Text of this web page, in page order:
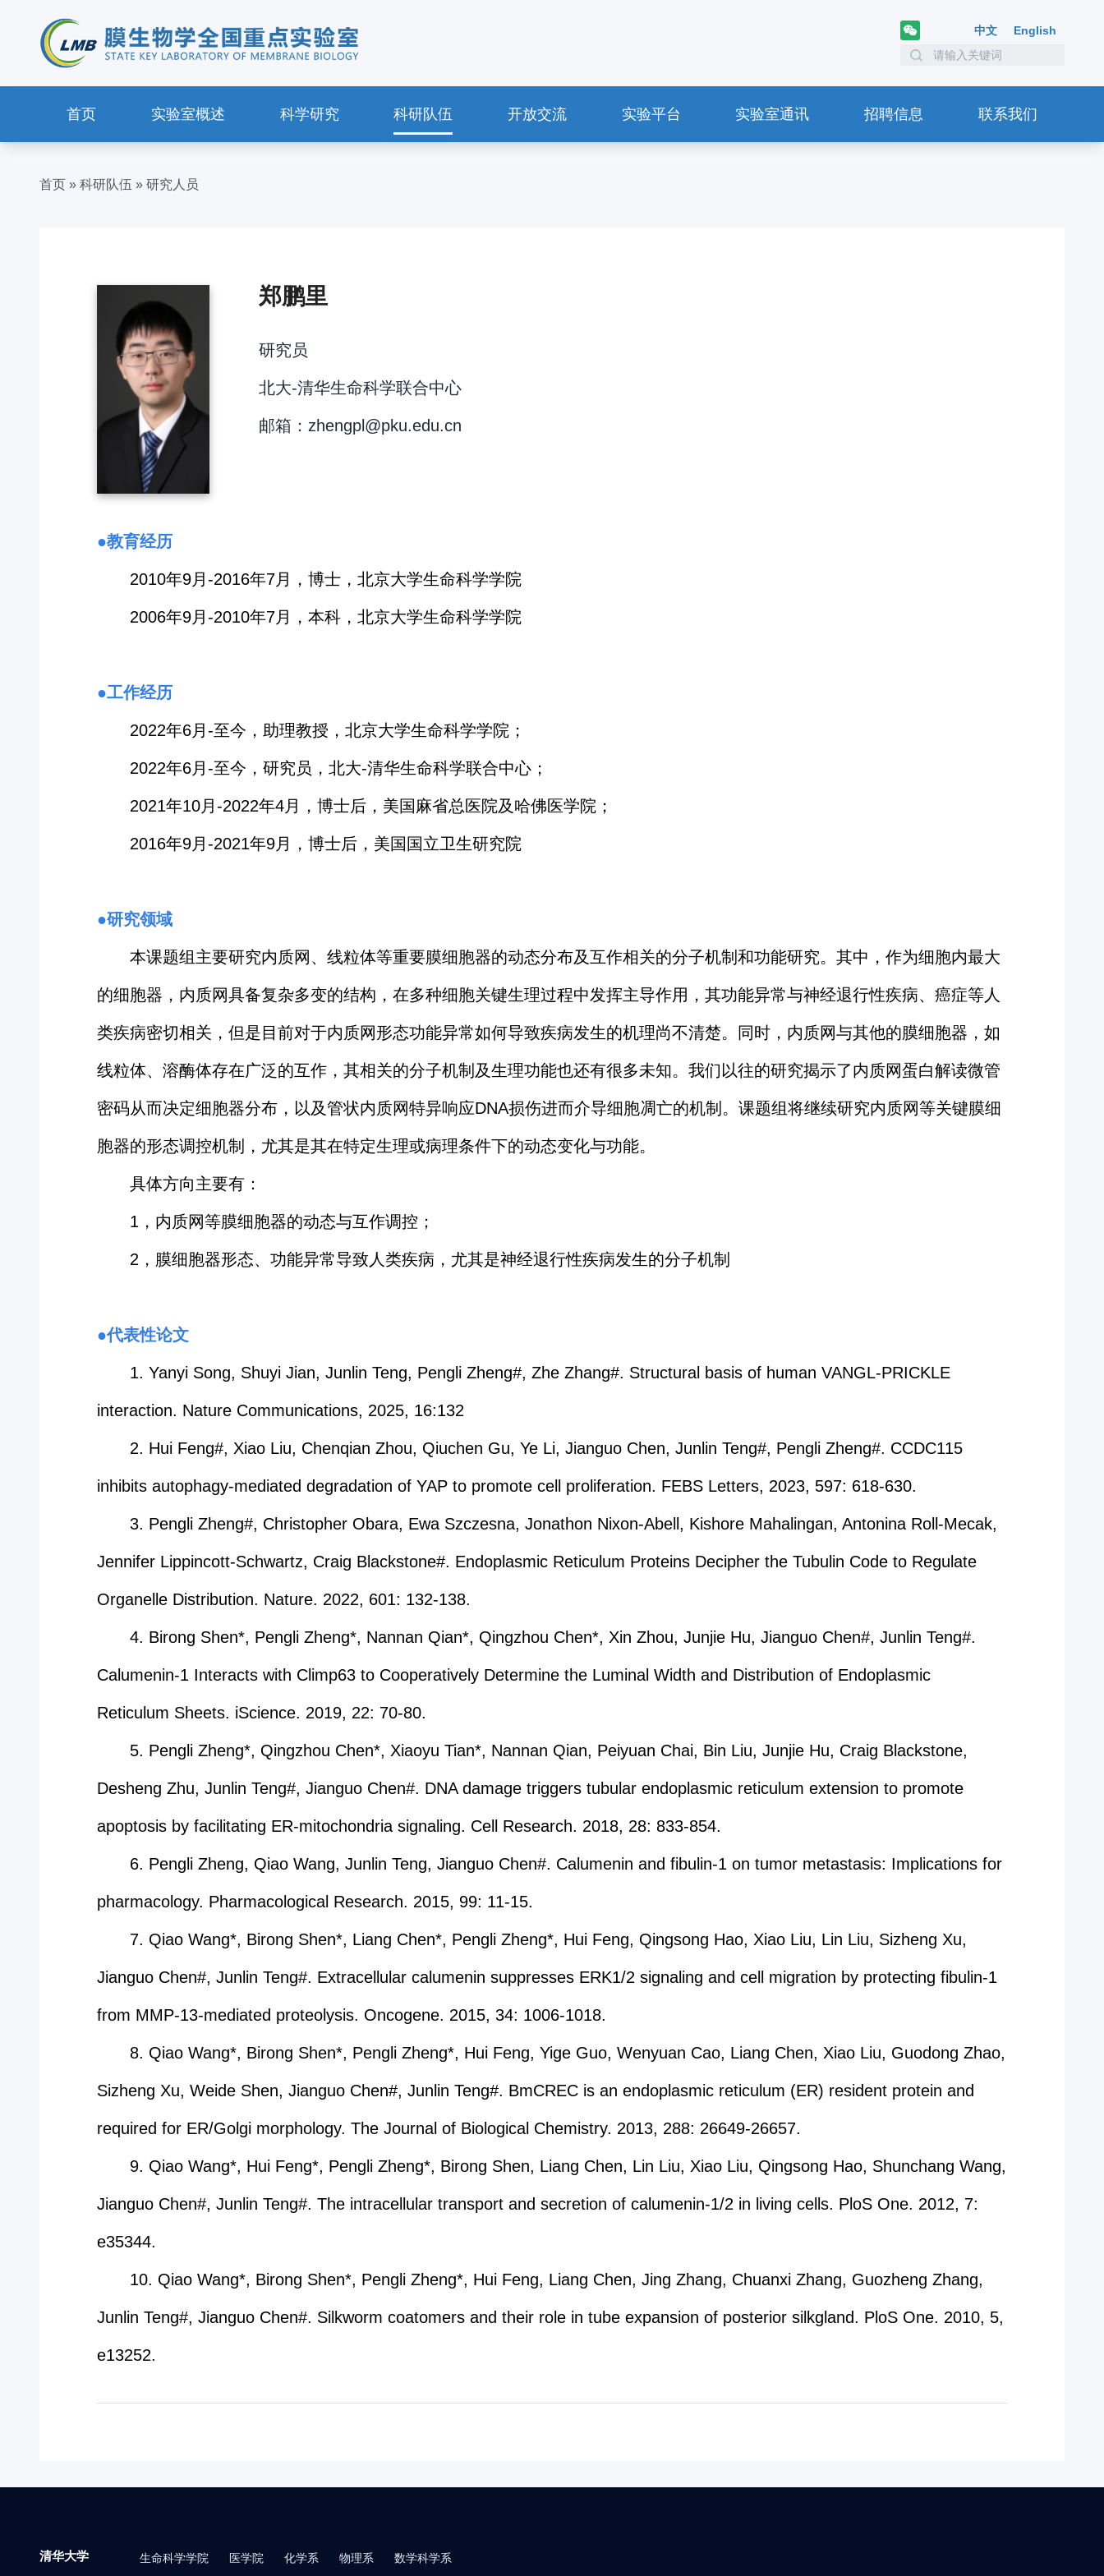
中文 English
首页 实验室概述 科学研究 科研队伍 开放交流 实验平台 实验室通讯 招聘信息 联系我们
首页 » 科研队伍 » 研究人员
郑鹏里
研究员
北大-清华生命科学联合中心
邮箱：zhengpl@pku.edu.cn
●教育经历
2010年9月-2016年7月，博士，北京大学生命科学学院
2006年9月-2010年7月，本科，北京大学生命科学学院
●工作经历
2022年6月-至今，助理教授，北京大学生命科学学院；
2022年6月-至今，研究员，北大-清华生命科学联合中心；
2021年10月-2022年4月，博士后，美国麻省总医院及哈佛医学院；
2016年9月-2021年9月，博士后，美国国立卫生研究院
●研究领域
本课题组主要研究内质网、线粒体等重要膜细胞器的动态分布及互作相关的分子机制和功能研究。其中，作为细胞内最大
的细胞器，内质网具备复杂多变的结构，在多种细胞关键生理过程中发挥主导作用，其功能异常与神经退行性疾病、癌症等人
类疾病密切相关，但是目前对于内质网形态功能异常如何导致疾病发生的机理尚不清楚。同时，内质网与其他的膜细胞器，如
线粒体、溶酶体存在广泛的互作，其相关的分子机制及生理功能也还有很多未知。我们以往的研究揭示了内质网蛋白解读微管
密码从而决定细胞器分布，以及管状内质网特异响应DNA损伤进而介导细胞凋亡的机制。课题组将继续研究内质网等关键膜细
胞器的形态调控机制，尤其是其在特定生理或病理条件下的动态变化与功能。
具体方向主要有：
1，内质网等膜细胞器的动态与互作调控；
2，膜细胞器形态、功能异常导致人类疾病，尤其是神经退行性疾病发生的分子机制
●代表性论文
1. Yanyi Song, Shuyi Jian, Junlin Teng, Pengli Zheng#, Zhe Zhang#. Structural basis of human VANGL-PRICKLE
interaction. Nature Communications, 2025, 16:132
2. Hui Feng#, Xiao Liu, Chenqian Zhou, Qiuchen Gu, Ye Li, Jianguo Chen, Junlin Teng#, Pengli Zheng#. CCDC115
inhibits autophagy-mediated degradation of YAP to promote cell proliferation. FEBS Letters, 2023, 597: 618-630.
3. Pengli Zheng#, Christopher Obara, Ewa Szczesna, Jonathon Nixon-Abell, Kishore Mahalingan, Antonina Roll-Mecak,
Jennifer Lippincott-Schwartz, Craig Blackstone#. Endoplasmic Reticulum Proteins Decipher the Tubulin Code to Regulate
Organelle Distribution. Nature. 2022, 601: 132-138.
4. Birong Shen*, Pengli Zheng*, Nannan Qian*, Qingzhou Chen*, Xin Zhou, Junjie Hu, Jianguo Chen#, Junlin Teng#.
Calumenin-1 Interacts with Climp63 to Cooperatively Determine the Luminal Width and Distribution of Endoplasmic
Reticulum Sheets. iScience. 2019, 22: 70-80.
5. Pengli Zheng*, Qingzhou Chen*, Xiaoyu Tian*, Nannan Qian, Peiyuan Chai, Bin Liu, Junjie Hu, Craig Blackstone,
Desheng Zhu, Junlin Teng#, Jianguo Chen#. DNA damage triggers tubular endoplasmic reticulum extension to promote
apoptosis by facilitating ER-mitochondria signaling. Cell Research. 2018, 28: 833-854.
6. Pengli Zheng, Qiao Wang, Junlin Teng, Jianguo Chen#. Calumenin and fibulin-1 on tumor metastasis: Implications for
pharmacology. Pharmacological Research. 2015, 99: 11-15.
7. Qiao Wang*, Birong Shen*, Liang Chen*, Pengli Zheng*, Hui Feng, Qingsong Hao, Xiao Liu, Lin Liu, Sizheng Xu,
Jianguo Chen#, Junlin Teng#. Extracellular calumenin suppresses ERK1/2 signaling and cell migration by protecting fibulin-1
from MMP-13-mediated proteolysis. Oncogene. 2015, 34: 1006-1018.
8. Qiao Wang*, Birong Shen*, Pengli Zheng*, Hui Feng, Yige Guo, Wenyuan Cao, Liang Chen, Xiao Liu, Guodong Zhao,
Sizheng Xu, Weide Shen, Jianguo Chen#, Junlin Teng#. BmCREC is an endoplasmic reticulum (ER) resident protein and
required for ER/Golgi morphology. The Journal of Biological Chemistry. 2013, 288: 26649-26657.
9. Qiao Wang*, Hui Feng*, Pengli Zheng*, Birong Shen, Liang Chen, Lin Liu, Xiao Liu, Qingsong Hao, Shunchang Wang,
Jianguo Chen#, Junlin Teng#. The intracellular transport and secretion of calumenin-1/2 in living cells. PloS One. 2012, 7:
e35344.
10. Qiao Wang*, Birong Shen*, Pengli Zheng*, Hui Feng, Liang Chen, Jing Zhang, Chuanxi Zhang, Guozheng Zhang,
Junlin Teng#, Jianguo Chen#. Silkworm coatomers and their role in tube expansion of posterior silkgland. PloS One. 2010, 5,
e13252.
清华大学 生命科学学院 医学院 化学系 物理系 数学科学系